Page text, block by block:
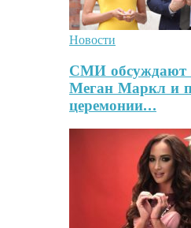
Новости
СМИ обсуждают
Меган Маркл и
церемонии…